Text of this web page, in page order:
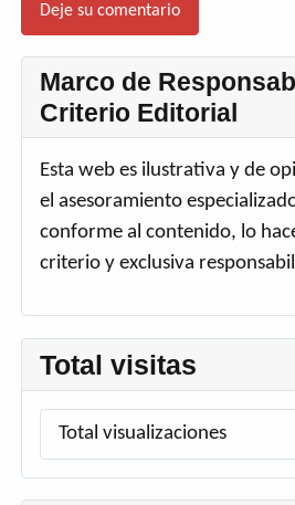
Total visitas
Total visualizaciones
Deje su comentario
Marco de
Criterio Editorial
Esta web es ilustrativa y de
el asesoramiento
conforme al contenido, lo
criterio y exclusiva